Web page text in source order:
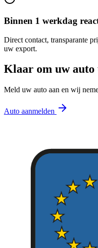
Binnen 1 werkdag
Direct contact, transparante
uw export.
Klaar om uw auto
Meld uw auto aan en wij
Auto aanmelden